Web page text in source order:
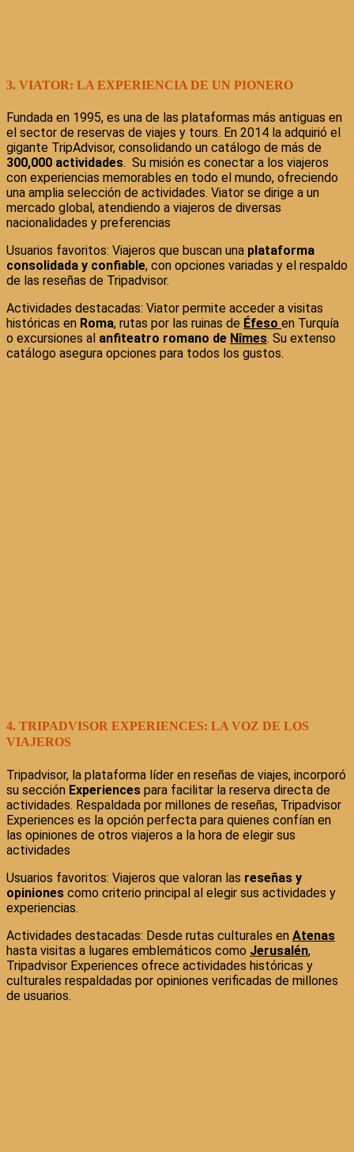
3. VIATOR: LA EXPERIENCIA DE UN PIONERO
Fundada en 1995, es una de las plataformas más antiguas en
el sector de reservas de viajes y tours. En 2014 la adquirió el
gigante TripAdvisor, consolidando un catálogo de más de
300,000 actividades. Su misión es conectar a los viajeros
con experiencias memorables en todo el mundo, ofreciendo
una amplia selección de actividades. Viator se dirige a un
mercado global, atendiendo a viajeros de diversas
nacionalidades y preferencias
Usuarios favoritos: Viajeros que buscan una plataforma
consolidada y confiable, con opciones variadas y el respaldo
de las reseñas de Tripadvisor.
Actividades destacadas: Viator permite acceder a visitas
históricas en Roma, rutas por las ruinas de Éfeso en Turquía
o excursiones al anfiteatro romano de Nîmes. Su extenso
catálogo asegura opciones para todos los gustos.
4. TRIPADVISOR EXPERIENCES: LA VOZ DE LOS
VIAJEROS
Tripadvisor, la plataforma líder en reseñas de viajes, incorporó
su sección Experiences para facilitar la reserva directa de
actividades. Respaldada por millones de reseñas, Tripadvisor
Experiences es la opción perfecta para quienes confían en
las opiniones de otros viajeros a la hora de elegir sus
actividades
Usuarios favoritos: Viajeros que valoran las reseñas y
opiniones como criterio principal al elegir sus actividades y
experiencias.
Actividades destacadas: Desde rutas culturales en Atenas
hasta visitas a lugares emblemáticos como Jerusalén,
Tripadvisor Experiences ofrece actividades históricas y
culturales respaldadas por opiniones verificadas de millones
de usuarios.